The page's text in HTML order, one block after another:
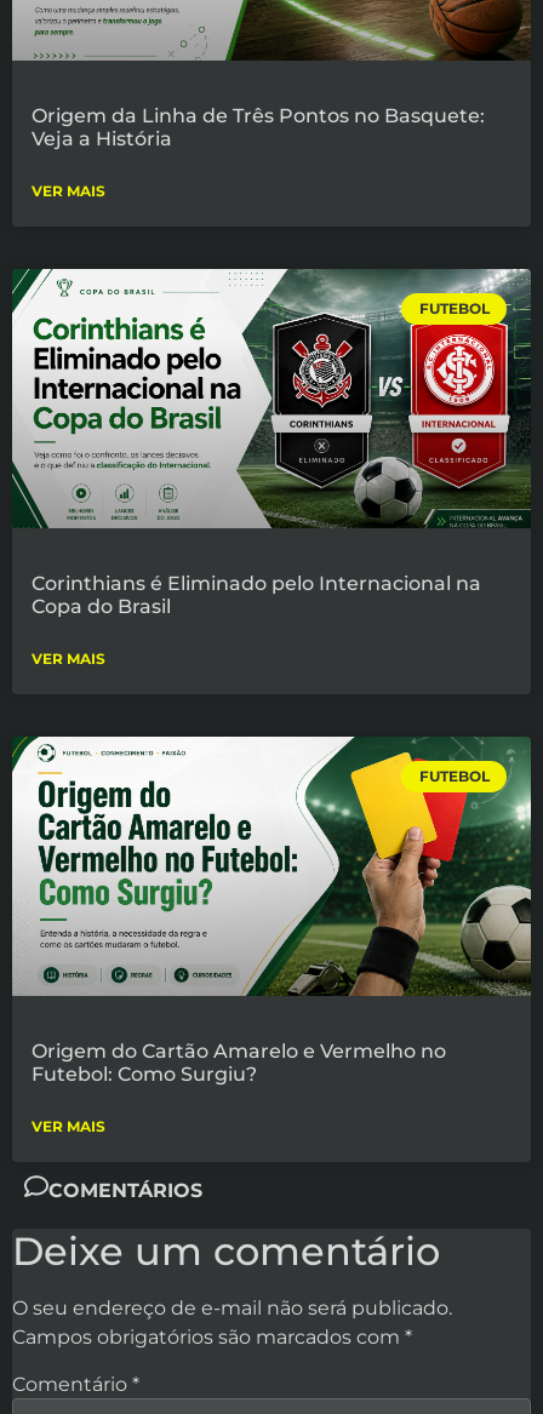
Origem da Linha de Três Pontos no Basquete:
Veja a História
VER MAIS
FUTEBOL
Corinthians é Eliminado pelo Internacional na
Copa do Brasil
VER MAIS
FUTEBOL
Origem do Cartão Amarelo e Vermelho no
Futebol: Como Surgiu?
VER MAIS
COMENTÁRIOS
Deixe um comentário
O seu endereço de e-mail não será publicado.
Campos obrigatórios são marcados com *
Comentário *